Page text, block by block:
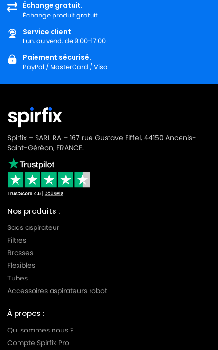
Échange gratuit.
Échange produit gratuit.
Service client
Lun. au vend. de 9:00-17:00
Paiement sécurisé.
PayPal / MasterCard / Visa
Spirfix – SARL RA – 167 rue Gustave Eiffel, 44150 Ancenis-
Saint-Géréon, FRANCE.
Nos produits :
Sacs aspirateur
Filtres
Brosses
Flexibles
Tubes
Accessoires aspirateurs robot
À propos :
Qui sommes nous ?
Compte Spirfix Pro